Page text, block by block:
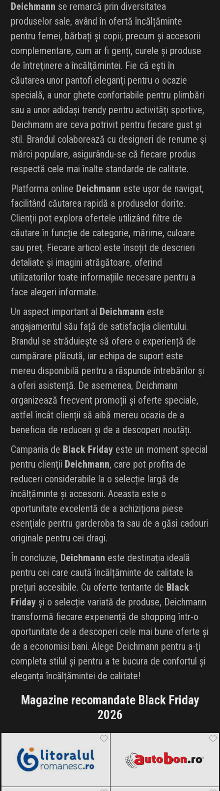
Deichmann se remarcă prin diversitatea
produselor sale, având în ofertă încălțăminte
pentru femei, bărbați și copii, precum și accesorii
complementare, cum ar fi genți, curele și produse
de întreținere a încălțămintei. Fie că ești în
căutarea unor pantofi eleganți pentru o ocazie
specială, a unor ghete confortabile pentru plimbări
sau a unor adidași trendy pentru activități sportive,
Deichmann are ceva potrivit pentru fiecare gust și
stil. Brandul colaborează cu designeri de renume și
mărci populare, asigurându-se că fiecare produs
respectă cele mai înalte standarde de calitate.
Platforma online Deichmann este ușor de navigat,
facilitând căutarea rapidă a produselor dorite.
Clienții pot explora ofertele utilizând filtre de
căutare în funcție de categorie, mărime, culoare
sau preț. Fiecare articol este însoțit de descrieri
detaliate și imagini atrăgătoare, oferind
utilizatorilor toate informațiile necesare pentru a
face alegeri informate.
Un aspect important al Deichmann este
angajamentul său față de satisfacția clientului.
Brandul se străduiește să ofere o experiență de
cumpărare plăcută, iar echipa de suport este
mereu disponibilă pentru a răspunde întrebărilor și
a oferi asistență. De asemenea, Deichmann
organizează frecvent promoții și oferte speciale,
astfel încât clienții să aibă mereu ocazia de a
beneficia de reduceri și de a descoperi noutăți.
Campania de Black Friday este un moment special
pentru clienții Deichmann, care pot profita de
reduceri considerabile la o selecție largă de
încălțăminte și accesorii. Aceasta este o
oportunitate excelentă de a achiziționa piese
esențiale pentru garderoba ta sau de a găsi cadouri
originale pentru cei dragi.
În concluzie, Deichmann este destinația ideală
pentru cei care caută încălțăminte de calitate la
prețuri accesibile. Cu oferte tentante de Black
Friday și o selecție variată de produse, Deichmann
transformă fiecare experiență de shopping într-o
oportunitate de a descoperi cele mai bune oferte și
de a economisi bani. Alege Deichmann pentru a-ți
completa stilul și pentru a te bucura de confortul și
eleganța încălțămintei de calitate!
Magazine recomandate Black Friday
2026
2026